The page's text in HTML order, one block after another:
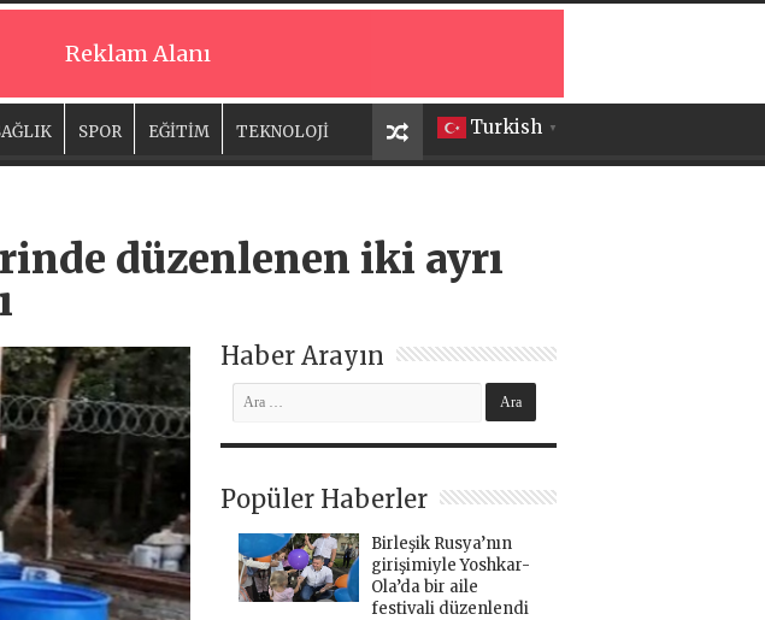
Reklam Alanı
Turkish ▼
SPOR EĞİTİM TEKNOLOJİ
düzenlenen iki ayrı
Haber Arayın
Popüler Haberler
Birleşik Rusya’nın
girişimiyle Yoshkar-
Ola’da bir aile
festivali düzenlendi